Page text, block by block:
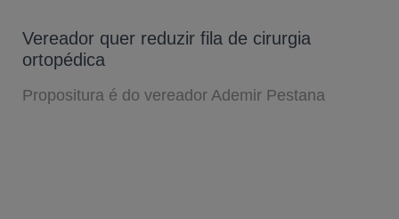
Vereador quer reduzir fila de cirurgia
ortopédica
Propositura é do vereador Ademir Pestana